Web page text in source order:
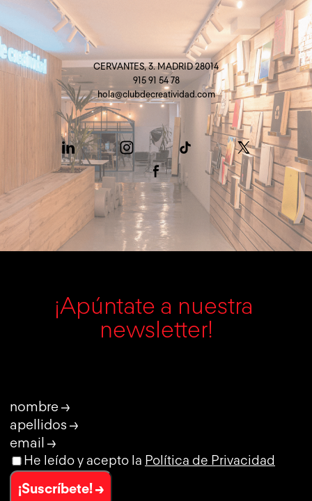
CERVANTES, 3. MADRID 28014
915 91 54 78
hola@clubdecreatividad.com
¡Apúntate a nuestra
newsletter!
nombre →
apellidos →
email →
He leído y acepto la Política de Privacidad
¡Suscríbete! →